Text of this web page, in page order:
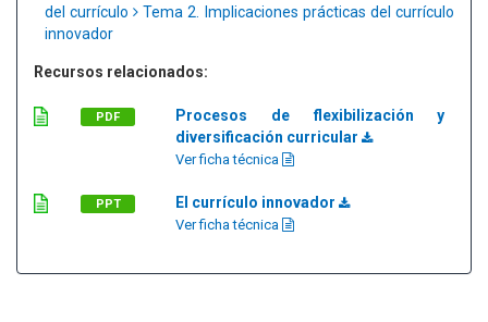
del currículo
Tema 2. Implicaciones prácticas del currículo
innovador
Recursos relacionados:
PDF
Procesos de flexibilización y
diversificación curricular
Ver ficha técnica
PPT El currículo innovador
Ver ficha técnica